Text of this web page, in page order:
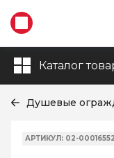
Каталог
Душевые
АРТИКУЛ: 02-00016552